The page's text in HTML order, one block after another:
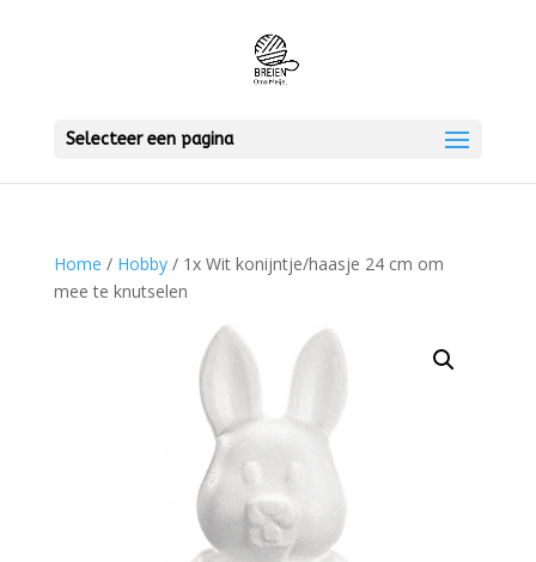
Selecteer een pagina
Home / Hobby/ 1x Wit konijntje/haasje 24 cm om
mee te knutselen